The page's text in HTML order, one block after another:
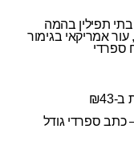
תפילין בהמה
עור אמריקאי בגימור
ספרדי
₪43
כתב ספרדי גודל